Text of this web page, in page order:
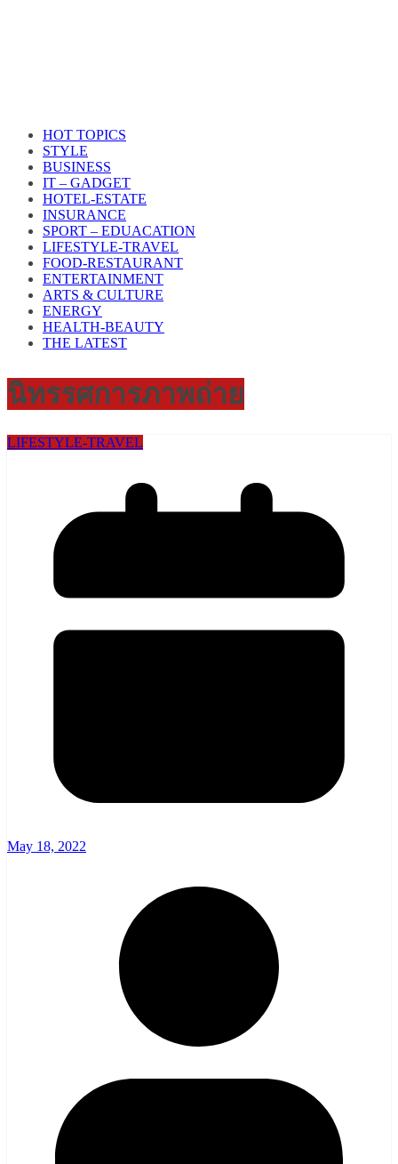
HOT TOPICS
STYLE
BUSINESS
IT – GADGET
HOTEL-ESTATE
INSURANCE
SPORT – EDUACATION
LIFESTYLE​-TRAVEL​
FOOD-RESTAURANT
ENTERTAINMENT
ARTS & CULTURE
ENERGY
HEALTH​-BEAUTY
THE LATEST
นิทรรศการภาพถ่าย
LIFESTYLE​-TRAVEL​
May 18, 2022